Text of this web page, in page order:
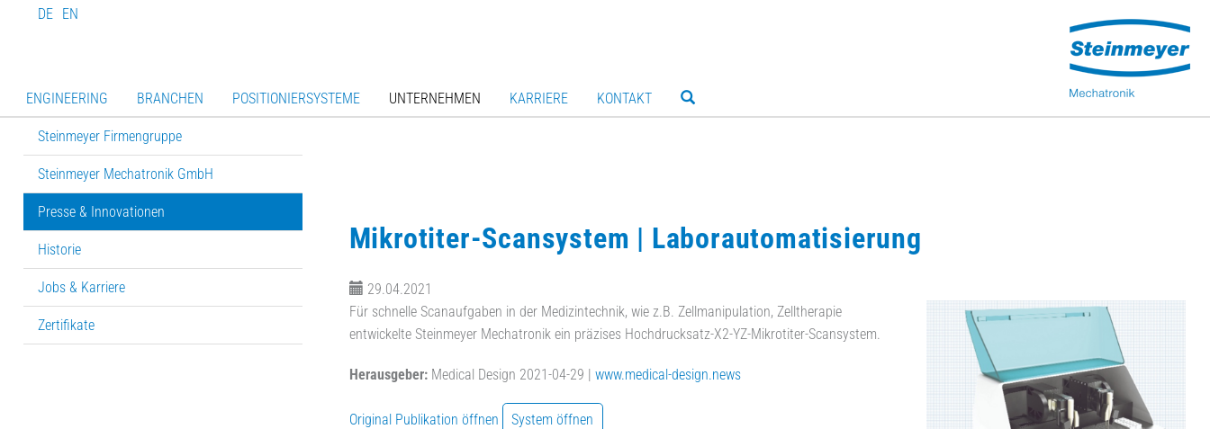
DE EN
ENGINEERING BRANCHEN POSITIONIERSYSTEME UNTERNEHMEN KARRIERE KONTAKT
Steinmeyer Firmengruppe
Steinmeyer Mechatronik GmbH
Presse & Innovationen
Historie
Jobs & Karriere
Zertifikate
Mikrotiter-Scansystem | Laborautomatisierung
29.04.2021
Für schnelle Scanaufgaben in der Medizintechnik, wie z.B. Zellmanipulation, Zelltherapie
entwickelte Steinmeyer Mechatronik ein präzises Hochdrucksatz-X2-YZ-Mikrotiter-Scansystem.
Herausgeber:Medical Design 2021-04-29 | www.medical-design.news
Original Publikation öffnen System öffnen